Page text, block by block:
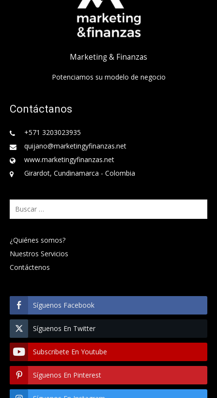
Marketing & Finanzas
Potenciamos su modelo de negocio
Contáctanos
+571 3203023935
quijano@marketingyfinanzas.net
www.marketingyfinanzas.net
Girardot, Cundinamarca - Colombia
Buscar:
¿Quiénes somos?
Nuestros Servicios
Contáctenos
Síguenos Facebook
Síguenos En Twitter
Subscribete En Youtube
Síguenos En Pinterest